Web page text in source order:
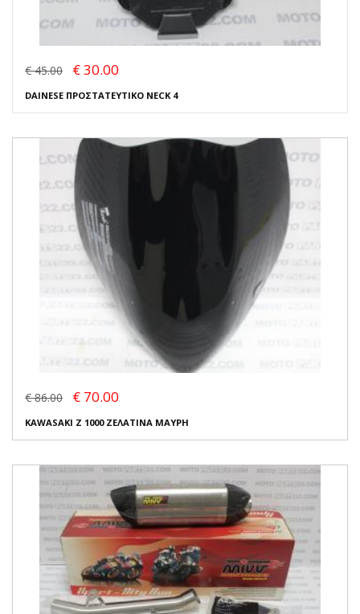
€ 45.00 € 30.00
DAINESE ΠΡΟΣΤΑΤΕΥΤΙΚΟ NECK 4
€ 86.00 € 70.00
KAWASAKI Z 1000 ΖΕΛΑΤΙΝΑ ΜΑΥΡΗ